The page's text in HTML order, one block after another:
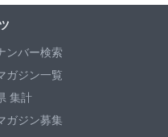
ンバー検索
ガジン一覧
集計
ガジン募集